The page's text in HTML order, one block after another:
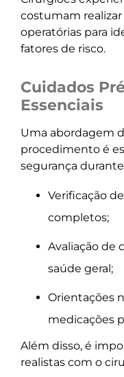
costumam realizar
operatórias para
fatores de risco.
Cuidados
Essenciais
Uma abordagem
procedimento é
segurança
Verificação
completos;
Avaliação de
saúde geral;
Orientações
medicações
Além disso, é
realistas com o